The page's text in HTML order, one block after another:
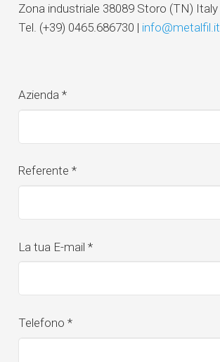
Zona industriale 38089 Storo (TN) Italy
Tel. (+39) 0465.686730 | info@metalfil.it
Azienda *
Referente *
La tua E-mail *
Telefono *